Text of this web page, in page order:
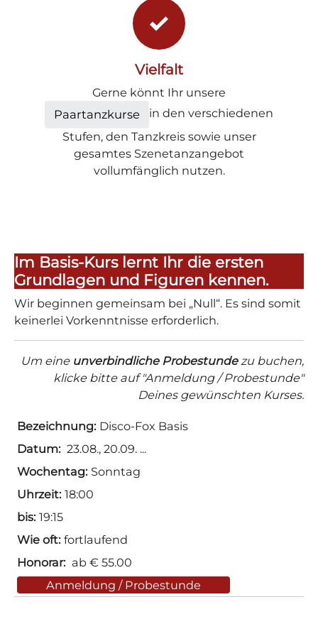
Vielfalt
Gerne könnt Ihr unsere
Paartanzkurse
in den verschiedenen
Stufen, den Tanzkreis sowie unser
gesamtes Szenetanzangebot
vollumfänglich nutzen.
Im Basis-Kurs lernt Ihr die ersten
Grundlagen und Figuren kennen.
Wir beginnen gemeinsam bei „Null“. Es sind somit
keinerlei Vorkenntnisse erforderlich.
Um eine unverbindliche Probestundezu buchen,
klicke bitte auf "Anmeldung / Probestunde"
Deines gewünschten Kurses.
Disco-Fox Basis
23.08., 20.09.
Sonntag
18:00
19:15
fortlaufend
ab € 55.00
Anmeldung / Probestunde